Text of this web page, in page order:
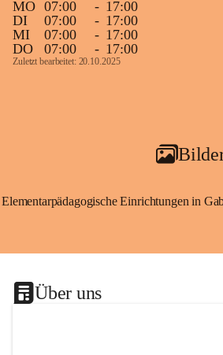
MO 07:00 - 17:00
DI
07:00 - 17:00
MI
07:00 - 17:00
DO
07:00 - 17:00
Zuletzt bearbeitet: 20.10.2025
Über uns